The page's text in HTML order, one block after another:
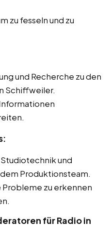
zu fesseln und zu
und Recherche zu den
Schiffweiler.
und
Produktionsteam.
zu erkennen
für Radio in